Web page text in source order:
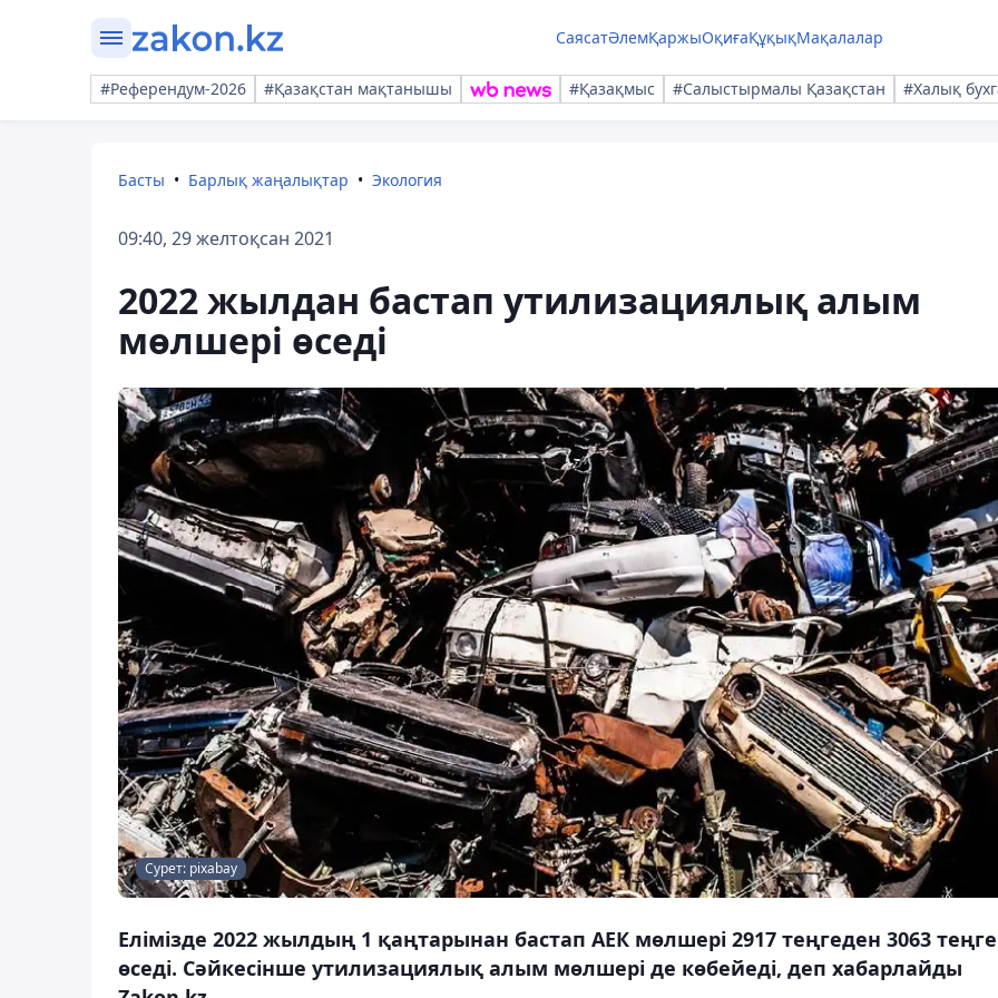
СаясатӘлемҚаржыОқиғаҚұқықМақалалар
#Референдум-2026 #Қазақстан мақтанышы #Қазақмыс #Салыстырмалы Қазақстан #Халық
Басты Барлық жаңалықтар Экология
09:40, 29 желтоқсан 2021
2022 жылдан бастап утилизациялық алым
мөлшері өседі
Сурет: pixabay
Елімізде 2022 жылдың 1 қаңтарынан бастап АЕК мөлшері 2917 теңгеден 3063
өседі. Сәйкесінше утилизациялық алым мөлшері де көбейеді, деп хабарлайды